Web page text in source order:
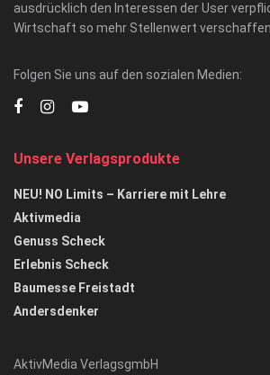
ausdrücklich den Interessen der User
Wirtschaft so mehr Stellenwert
Folgen Sie uns auf den sozialen Medien:
Unsere Verlagsprodukte
NEU! NO Limits – Karriere mit Lehre
Aktivmedia
Genuss Scheck
Erlebnis Scheck
Baumesse Freistadt
Andersdenker
AktivMedia VerlagsgmbH